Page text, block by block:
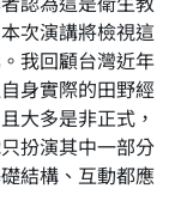
次演講將檢視這
我回顧台灣近年
身實際的田野經
大多是非正式，
扮演其中一部分
結構、互動都應